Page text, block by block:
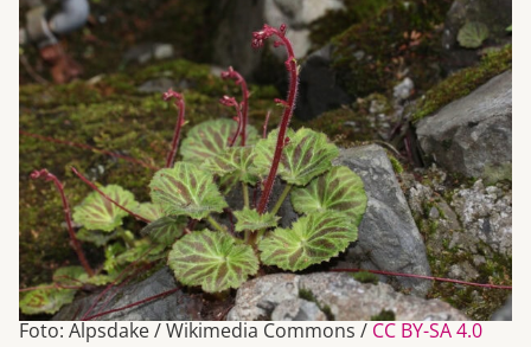
Foto: Alpsdake / Wikimedia Commons / CC BY-SA 4.0